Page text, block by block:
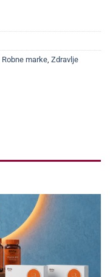
Robne marke, Zdravlje